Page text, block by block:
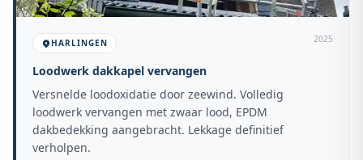
HARLINGEN 2025
Loodwerk dakkapel vervangen
Versnelde loodoxidatie door zeewind. Volledig
loodwerk vervangen met zwaar lood, EPDM
dakbedekking aangebracht. Lekkage definitief
verholpen.